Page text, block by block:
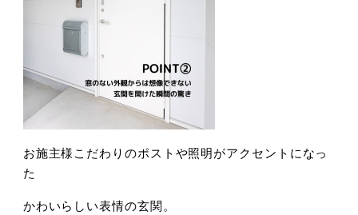
お施主様こだわりのポストや照明がアクセントになっ
た
かわいらしい表情の玄関。